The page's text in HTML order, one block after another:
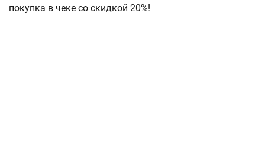
покупка в чеке со скидкой 20%!